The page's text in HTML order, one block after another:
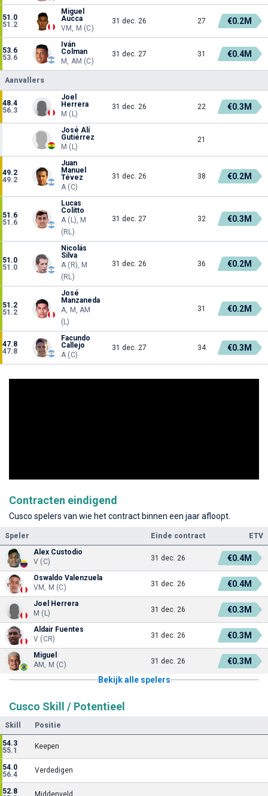
51.0
51.2
Miguel
Aucca
VM, M (C)
31 dec. 26 27 €0.2M
53.6
53.6
Iván
Colman
M, AM (C)
31 dec. 27 31 €0.4M
Aanvallers
48.4
56.3
Joel
Herrera
M (L)
31 dec. 26 22 €0.3M
José Alí
Gutiérrez
M (L)
21
49.2
49.2
Juan
Manuel
Tévez
A (C)
31 dec. 26 38 €0.2M
51.6
51.6
Lucas
Colitto
A (L), M
(RL)
31 dec. 27 32 €0.3M
51.0
51.0
Nicolás
Silva
A (R), M
(RL)
31 dec. 26 36 €0.2M
51.2
51.2
José
Manzaneda
A, M, AM
(L)
31 €0.2M
47.8
47.8
Facundo
Callejo
A (C)
31 dec. 27 34 €0.3M
Contracten eindigend
Cusco spelers van wie het contract binnen een jaar afloopt.
Speler Einde contract
ETV
Alex Custodio
V (C)
31 dec. 26 €0.4M
Oswaldo Valenzuela
VM, M (C)
31 dec. 26 €0.4M
Joel Herrera
M (L)
31 dec. 26 €0.3M
Aldair Fuentes
V (CR)
31 dec. 26 €0.3M
Miguel
AM, M (C)
31 dec. 26
€0.3M
Bekijk alle spelers
Cusco Skill / Potentieel
Skill Positie
54.3
55.1
Keepen
54.0
56.4
Verdedigen
52.8